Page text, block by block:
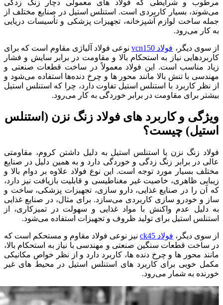
مرطوب و شرایطی که فولاد های معمولی دچار زنگ‌ زدگی
می‌شوند، بسیار کاربردی است. استنلس استیل در صنایع مختلف از
جمله ساخت لوازم آشپزخانه، تجهیزات پزشکی و تأسیسات دریایی
به‌ کار می‌رود.
از سوی دیگر، فولاد vcn150
نوعی فولاد آلیاژی مقاوم است که برای
کاربردهایی نیاز به استحکام بالا و مقاومت در برابر سایش و فشار
زیاد مناسب است. این فولاد معمولاً در ساخت قطعات صنعتی و
مهندسی با تنش بالا مانند محور‌ ها و چرخ‌ دنده‌ها استفاده می‌شود و
از نظر کاربرد با استنلس استیل تفاوت دارد، چرا که استنلس استیل
بیشتر برای مقاومت در برابر خوردگی به‌ کار می‌رود.
ویژگی و کاربرد های فولاد زنگ نزن (استنلس
استیل) چیست؟
فولاد زنگ نزن یا استنلس استیل به دلیل داشتن کروم، مقاومتی
عالی در برابر زنگ‌ زدگی و خوردگی دارد و به همین دلیل در صنایع
مختلف بسیار مورد توجه است. این نوع فولاد علاوه بر دوام بالا و
زیبایی ظاهری، خاصیت غیر مغناطیسی و قابلیت بازیافت نیز دارد،
که آن را در صنایع غذایی، دارو سازی، تجهیزات پزشکی، ساخت و
ساز و خودرو سازی کاربردی می‌سازد. برای مثال، در صنایع غذایی
به دلیل عدم واکنش با مواد غذایی و سهولت در تمیزکاری، از
استنلس استیل برای تولید ظروف و تجهیزات استفاده می‌شود.
از سوی دیگر، فولاد ck45
نیز نوعی فولاد مقاوم و مستحکم است که
در ساخت قطعات سنگین صنعتی و مهندسی با نیاز به استحکام بالا،
مانند محور‌ ها و چرخ‌ دنده‌ ها، کاربرد دارد و از نظر خواص مکانیکی
مکمل خوبی برای کاربرد های استنلس استیل در محیط‌ های غیر
خورنده به شمار می‌رود.